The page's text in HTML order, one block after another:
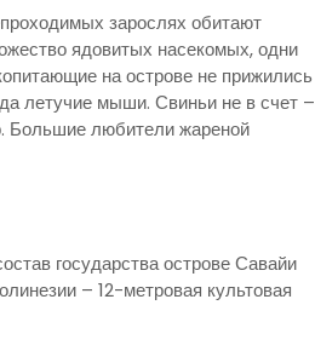
зарослях обитают
ядовитых насекомых, одни
на острове не прижились
летучие мыши. Свиньи не в счет –
Большие любители жареной
государства острове Савайи
– 12-метровая культовая